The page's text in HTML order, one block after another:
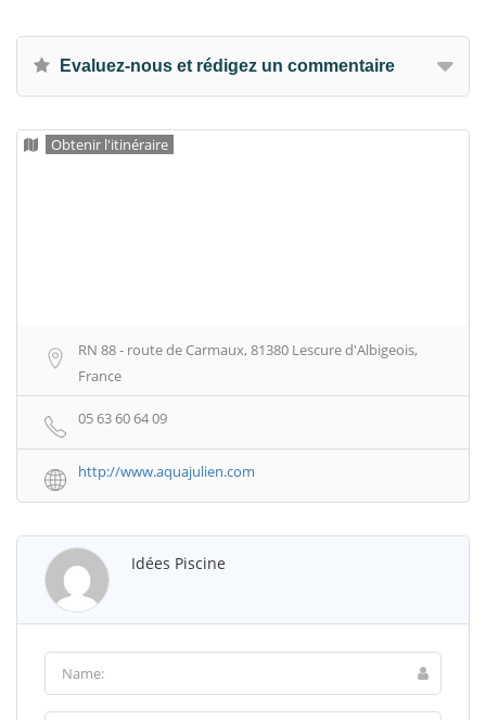
Evaluez-nous et rédigez un commentaire
Obtenir l'itinéraire
RN 88 - route de Carmaux, 81380 Lescure d'Albigeois,
France
05 63 60 64 09
http://www.aquajulien.com
Idées Piscine